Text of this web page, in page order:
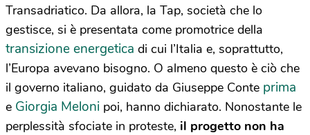
Transadriatico. Da allora, la Tap, società che lo
gestisce, si è presentata come promotrice della
transizione energetica di cui l’Italia e, soprattutto,
l’Europa avevano bisogno. O almeno questo è ciò che
il governo italiano, guidato da Giuseppe Conte prima
e Giorgia Meloni poi, hanno dichiarato. Nonostante le
perplessità sfociate in proteste, il progetto non ha